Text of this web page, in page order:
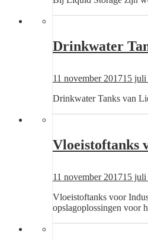
Drinkwater
Posted
11 november 201715 juli
Drinkwater Tanks van
Vloeistoftanks
Posted
11 november 201715 juli
Vloeistoftanks voor
opslagoplossingen voor